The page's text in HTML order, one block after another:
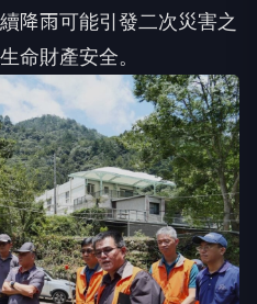
降雨可能引發二次災害之
命財產安全。